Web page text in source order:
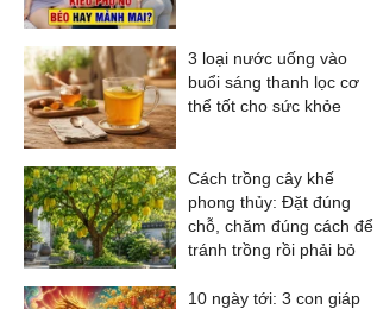
3 loại nước uống vào
buổi sáng thanh lọc cơ
thể tốt cho sức khỏe
Cách trồng cây khế
phong thủy: Đặt đúng
chỗ, chăm đúng cách để
tránh trồng rồi phải bỏ
10 ngày tới: 3 con giáp